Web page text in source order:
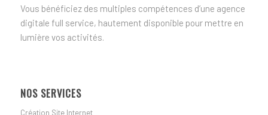
Vous bénéficiez des multiples compétences d’une agence
digitale full service, hautement disponible pour mettre en
lumière vos activités.
NOS SERVICES
Création Site Internet